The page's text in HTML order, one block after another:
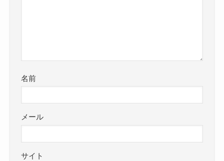
名前
メール
サイト